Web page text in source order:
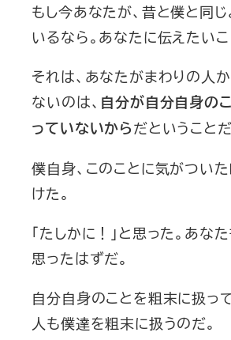
もし今あなたが、昔と僕と同
いるなら。あなたに伝えたいこ
それは、あなたがまわりの人
ないのは、 自分が自分自身の
っていないからだということだ
僕自身、このことに気がつい
けた。
「たしかに！」と思った。あな
思ったはずだ。
自分自身のことを粗末に扱っ
人も僕達を粗末に扱うのだ。